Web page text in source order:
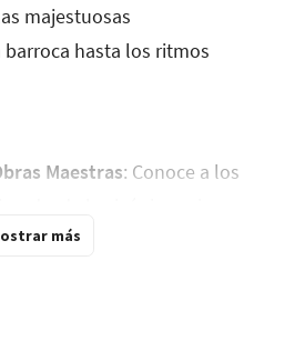
majestuosas
hasta los ritmos
Maestras: Conoce a los
el brillante talento
más